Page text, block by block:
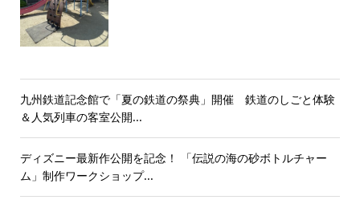
九州鉄道記念館で「夏の鉄道の祭典」開催 鉄道のしごと体験
＆人気列車の客室公開...
ディズニー最新作公開を記念！ 「伝説の海の砂ボトルチャー
ム」制作ワークショップ...